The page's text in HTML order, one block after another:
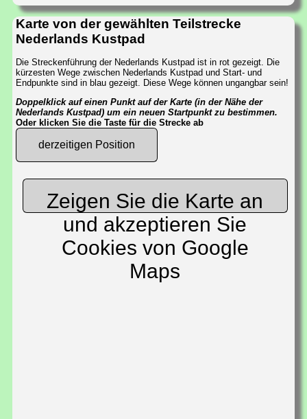
Karte von der gewählten Teilstrecke
Nederlands Kustpad
Die Streckenführung der Nederlands Kustpad ist in rot gezeigt. Die
kürzesten Wege zwischen Nederlands Kustpad und Start- und
Endpunkte sind in blau gezeigt. Diese Wege können ungangbar sein!
Doppelklick auf einen Punkt auf der Karte (in der Nähe der
Nederlands Kustpad) um ein neuen Startpunkt zu bestimmen.
Oder klicken Sie die Taste für die Strecke ab
derzeitigen Position
Zeigen Sie die Karte an
und akzeptieren Sie
Cookies von Google
Maps